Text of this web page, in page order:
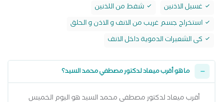
غسيل الاذنين
شفط من اللذنين
استخراج جسم غريب من الانف و الاذن و الحلق
كى الشعيرات الدموية داخل الانف
ما هو أقرب ميعاد لدكتور مصطفي محمد السيد؟
أقرب ميعاد لدكتور مصطفي محمد السيد هو اليوم الخميس